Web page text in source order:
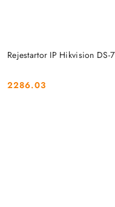
Rejestartor IP Hikvision
Cena:
2286.03